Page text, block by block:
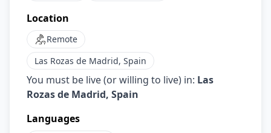
Location
Remote
Las Rozas de Madrid, Spain
You must be live (or willing to live) in: Las
Rozas de Madrid, Spain
Languages